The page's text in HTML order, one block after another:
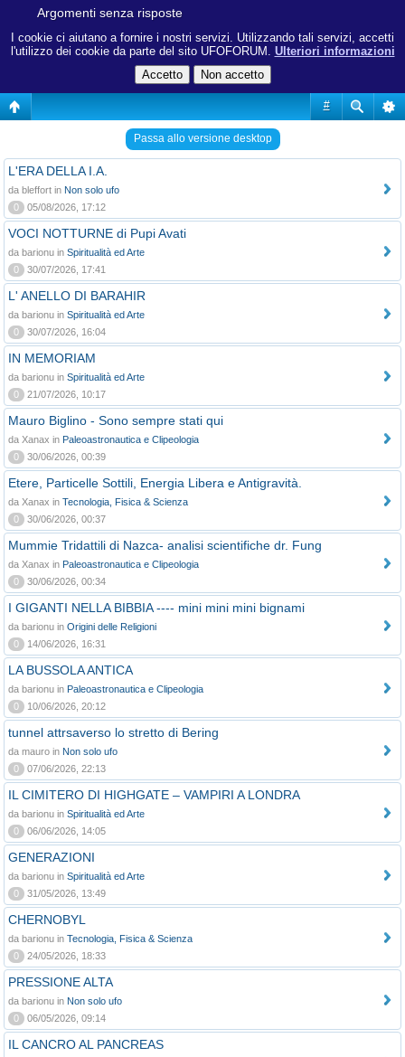
I cookie ci aiutano a fornire i nostri servizi. Utilizzando tali servizi, accetti
l'utilizzo dei cookie da parte del sito UFOFORUM. Ulteriori informazioni
#
Argomenti senza risposte
Passa allo versione desktop
L'ERA DELLA I.A.
da bleffort in Non solo ufo
0
05/08/2026, 17:12
VOCI NOTTURNE di Pupi Avati
da barionu in Spiritualità ed Arte
0
30/07/2026, 17:41
L' ANELLO DI BARAHIR
da barionu in Spiritualità ed Arte
0
30/07/2026, 16:04
IN MEMORIAM
da barionu in Spiritualità ed Arte
0
21/07/2026, 10:17
Mauro Biglino - Sono sempre stati qui
da Xanax in Paleoastronautica e Clipeologia
0
30/06/2026, 00:39
Etere, Particelle Sottili, Energia Libera e Antigravità.
da Xanax in Tecnologia, Fisica & Scienza
0
30/06/2026, 00:37
Mummie Tridattili di Nazca- analisi scientifiche dr. Fung
da Xanax in Paleoastronautica e Clipeologia
0
30/06/2026, 00:34
I GIGANTI NELLA BIBBIA ---- mini mini mini bignami
da barionu in Origini delle Religioni
0
14/06/2026, 16:31
LA BUSSOLA ANTICA
da barionu in Paleoastronautica e Clipeologia
0
10/06/2026, 20:12
tunnel attrsaverso lo stretto di Bering
da mauro in Non solo ufo
0
07/06/2026, 22:13
IL CIMITERO DI HIGHGATE – VAMPIRI A LONDRA
da barionu in Spiritualità ed Arte
0
06/06/2026, 14:05
GENERAZIONI
da barionu in Spiritualità ed Arte
0
31/05/2026, 13:49
CHERNOBYL
da barionu in Tecnologia, Fisica & Scienza
0
24/05/2026, 18:33
PRESSIONE ALTA
da barionu in Non solo ufo
0
06/05/2026, 09:14
IL CANCRO AL PANCREAS